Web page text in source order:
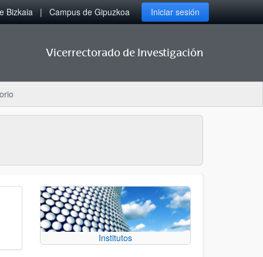
Bizkaia Campus de Gipuzkoa Iniciar sesión
Vicerrectorado de Investigación
Institutos